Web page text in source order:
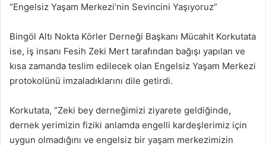
“Engelsiz Yaşam Merkezi’nin Sevincini Yaşıyoruz”
Bingöl Altı Nokta Körler Derneği Başkanı Mücahit Korkutata
ise, iş insanı Fesih Zeki Mert tarafından bağışı yapılan ve
kısa zamanda teslim edilecek olan Engelsiz Yaşam Merkezi
protokolünü imzaladıklarını dile getirdi.
Korkutata, “Zeki bey derneğimizi ziyarete geldiğinde,
dernek yerimizin fiziki anlamda engelli kardeşlerimiz için
uygun olmadığını ve engelsiz bir yaşam merkezimizin